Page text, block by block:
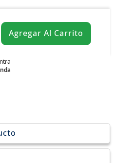
Agregar Al Carrito